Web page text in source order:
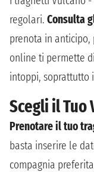
regolari. Consulta
prenota in anticipo,
online ti permette
intoppi, soprattutto
Scegli il Tuo
Prenotare il tuo
basta inserire le
compagnia